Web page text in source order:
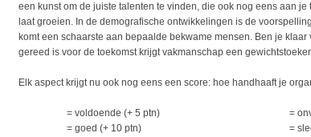
een kunst om de juiste talenten te vinden, die ook nog eens aan
laat groeien. In de demografische ontwikkelingen is de
komt een schaarste aan bepaalde bekwame mensen. Ben je
gereed is voor de toekomst krijgt vakmanschap een
Elk aspect krijgt nu ook nog eens een score: hoe handhaaft je
= voldoende (+ 5 ptn)
=
= goed (+ 10 ptn)
=